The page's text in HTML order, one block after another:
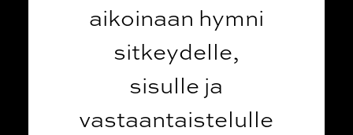
aikoinaan hymni
sitkeydelle,
sisulle ja
vastaantaistelulle